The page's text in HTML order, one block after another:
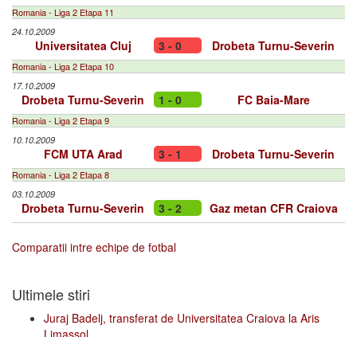
Romania - Liga 2 Etapa 11
24.10.2009
Universitatea Cluj 3 - 0 Drobeta Turnu-Severin
Romania - Liga 2 Etapa 10
17.10.2009
Drobeta Turnu-Severin 1 - 0 FC Baia-Mare
Romania - Liga 2 Etapa 9
10.10.2009
FCM UTA Arad 3 - 1 Drobeta Turnu-Severin
Romania - Liga 2 Etapa 8
03.10.2009
Drobeta Turnu-Severin 3 - 2 Gaz metan CFR Craiova
Comparatii intre echipe de fotbal
Ultimele stiri
Juraj Badelj, transferat de Universitatea Craiova la Aris
Limassol